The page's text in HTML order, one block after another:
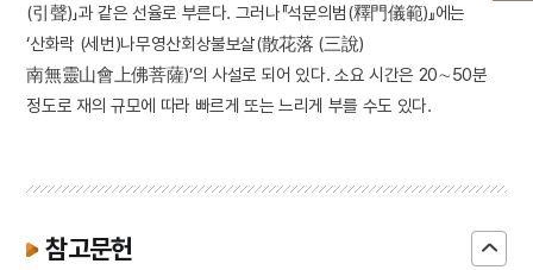
(引聲)」과 같은 선율로 부른다. 그러나『석문의범(釋門儀範)』에는
‘산화락 (세번)나무영산회상불보살(散花落 (三說)
南無靈山會上佛菩薩)’의 사설로 되어 있다. 소요 시간은 20∼50분
정도로 재의 규모에 따라 빠르게 또는 느리게 부를 수도 있다.
참고문헌